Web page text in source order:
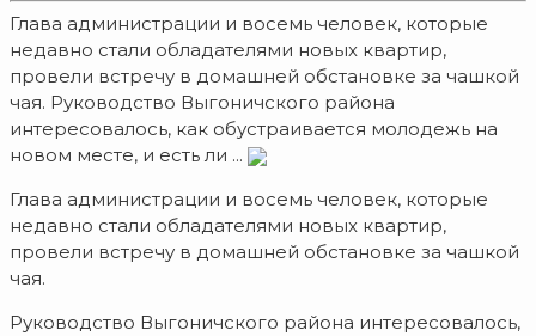
Глава администрации и восемь человек, которые
недавно стали обладателями новых квартир,
провели встречу в домашней обстановке за чашкой
чая. Руководство Выгоничского района
интересовалось, как обустраивается молодежь на
новом месте, и есть ли ...
Глава администрации и восемь человек, которые
недавно стали обладателями новых квартир,
провели встречу в домашней обстановке за чашкой
чая.
Руководство Выгоничского района интересовалось,